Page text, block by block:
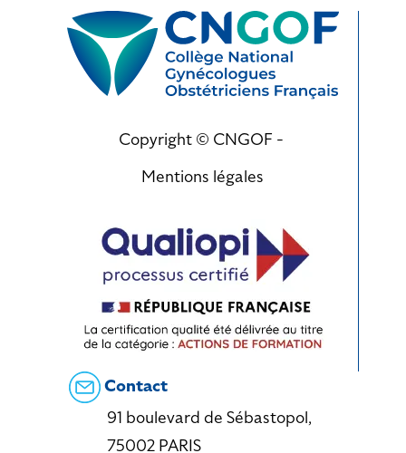
Copyright © CNGOF -
Mentions légales
Contact
91 boulevard de Sébastopol,
75002 PARIS